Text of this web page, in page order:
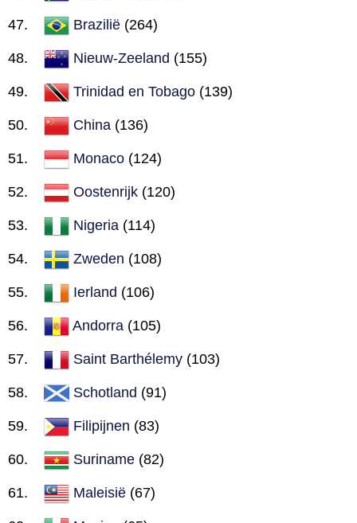
Brazilië (264)
Nieuw-Zeeland (155)
Trinidad en Tobago (139)
China (136)
Monaco (124)
Oostenrijk (120)
Nigeria (114)
Zweden (108)
Ierland (106)
Andorra (105)
Saint Barthélemy (103)
Schotland (91)
Filipijnen (83)
Suriname (82)
Maleisië (67)